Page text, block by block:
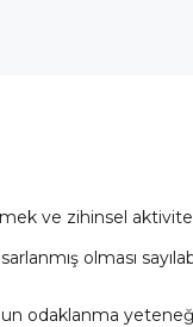
ve zihinsel
olması
odaklanma